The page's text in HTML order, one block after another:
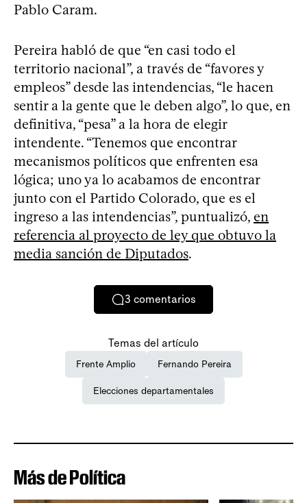
Pablo Caram.
Pereira habló de que “en casi todo el
territorio nacional”, a través de “favores y
empleos” desde las intendencias, “le hacen
sentir a la gente que le deben algo”, lo que, en
definitiva, “pesa” a la hora de elegir
intendente. “Tenemos que encontrar
mecanismos políticos que enfrenten esa
lógica; uno ya lo acabamos de encontrar
junto con el Partido Colorado, que es el
ingreso a las intendencias”, puntualizó, en
referencia al proyecto de ley que obtuvo la
media sanción de Diputados.
3 comentarios
Temas del artículo
Frente Amplio Fernando Pereira
Elecciones departamentales
Más de Política